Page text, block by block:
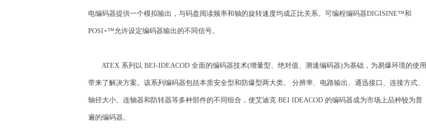
电编码器提供一个模拟输出，与码盘阅读频率和轴的旋转速度均成正比关系。可编程编码器DIGISINE™和
POSI+™允许设定编码器输出的不同信号。
ATEX 系列以 BEI-IDEACOD 全面的编码器技术(增量型、绝对值、测速编码器)为基础，为易爆环境的使用
带来了解决方案。该系列编码器包括本质安全型和防爆型两大类。 分辨率、电路输出、通迅接口、连接方式、
轴径大小、连轴器和防转器等多种部件的不同组合，使艾迪克 BEI IDEACOD 的编码器成为市场上品种较为普
遍的编码器。